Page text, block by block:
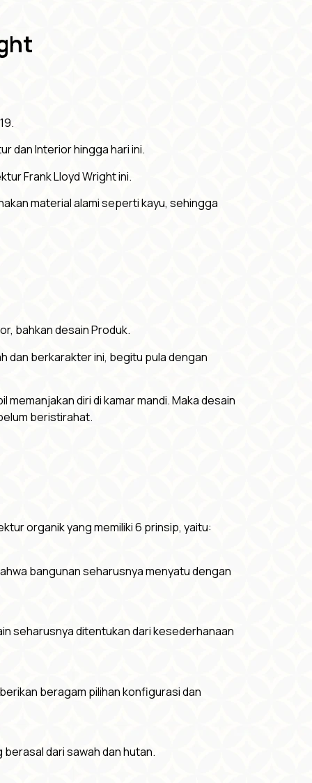
dan Interior hingga hari ini.
Frank Lloyd Wright ini.
material alami seperti kayu, sehingga
bahkan desain Produk.
dan berkarakter ini, begitu pula dengan
diri di kamar mandi. Maka desain
beristirahat.
organik yang memiliki 6 prinsip, yaitu:
bangunan seharusnya menyatu dengan
seharusnya ditentukan dari kesederhanaan
beragam pilihan konfigurasi dan
dari sawah dan hutan.